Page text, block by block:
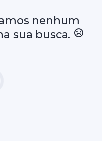
nenhum
sua busca.